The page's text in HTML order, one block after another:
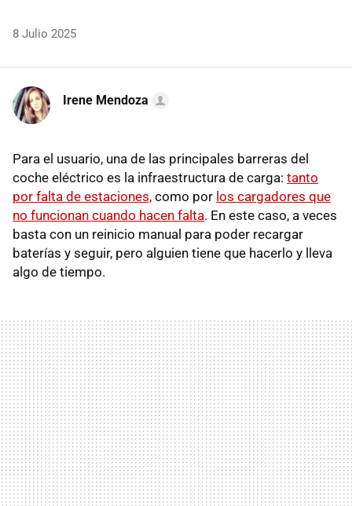
8 Julio 2025
Irene Mendoza
Para el usuario, una de las principales barreras del
coche eléctrico es la infraestructura de carga: tanto
por falta de estaciones, como por los cargadores que
no funcionan cuando hacen falta. En este caso, a veces
basta con un reinicio manual para poder recargar
baterías y seguir, pero alguien tiene que hacerlo y lleva
algo de tiempo.